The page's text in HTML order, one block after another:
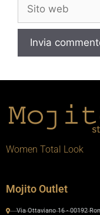
Women Total Look
Mojito Outlet
Via Ottaviano 16 - 00192